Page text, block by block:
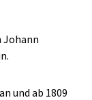
Johann
und ab 1809